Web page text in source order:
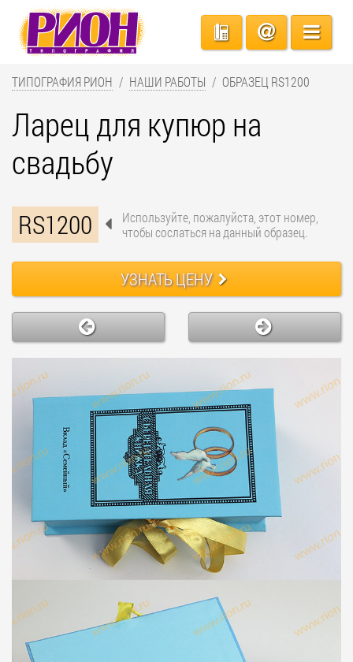
ТИПОГРАФИЯ РИОН НАШИ РАБОТЫ ОБРАЗЕЦ RS1200
Ларец для купюр на
свадьбу
RS1200
Используйте, пожалуйста, этот номер,
чтобы сослаться на данный образец.
УЗНАТЬ ЦЕНУ